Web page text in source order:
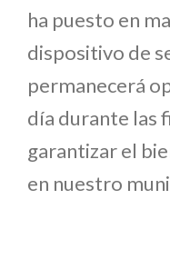
ha puesto en
dispositivo de
permanecerá
día durante las
garantizar el
en nuestro